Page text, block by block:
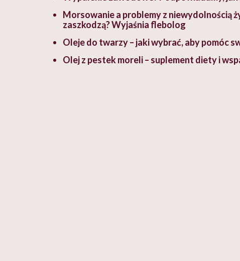
Morsowanie a problemy z niewydolnością
zaszkodzą? Wyjaśnia flebolog
Oleje do twarzy – jaki wybrać, aby pomóc
Olej z pestek moreli – suplement diety i